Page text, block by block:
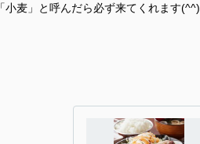
「小麦」と呼んだら必ず来てくれます(^^)